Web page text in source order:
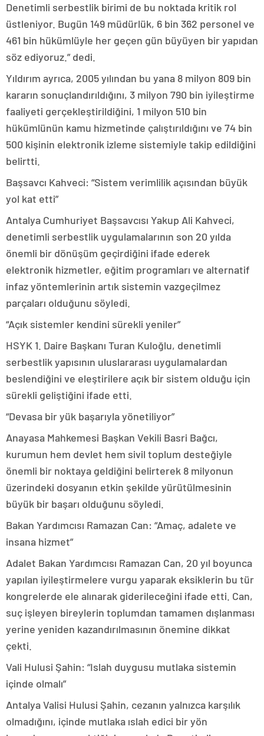
Denetimli serbestlik birimi de bu noktada kritik rol
üstleniyor. Bugün 149 müdürlük, 6 bin 362 personel ve
461 bin hükümlüyle her geçen gün büyüyen bir yapıdan
söz ediyoruz.” dedi.
Yıldırım ayrıca, 2005 yılından bu yana 8 milyon 809 bin
kararın sonuçlandırıldığını, 3 milyon 790 bin iyileştirme
faaliyeti gerçekleştirildiğini, 1 milyon 510 bin
hükümlünün kamu hizmetinde çalıştırıldığını ve 74 bin
500 kişinin elektronik izleme sistemiyle takip edildiğini
belirtti.
Başsavcı Kahveci: “Sistem verimlilik açısından büyük
yol kat etti”
Antalya Cumhuriyet Başsavcısı Yakup Ali Kahveci,
denetimli serbestlik uygulamalarının son 20 yılda
önemli bir dönüşüm geçirdiğini ifade ederek
elektronik hizmetler, eğitim programları ve alternatif
infaz yöntemlerinin artık sistemin vazgeçilmez
parçaları olduğunu söyledi.
“Açık sistemler kendini sürekli yeniler”
HSYK 1. Daire Başkanı Turan Kuloğlu, denetimli
serbestlik yapısının uluslararası uygulamalardan
beslendiğini ve eleştirilere açık bir sistem olduğu için
sürekli geliştiğini ifade etti.
“Devasa bir yük başarıyla yönetiliyor”
Anayasa Mahkemesi Başkan Vekili Basri Bağcı,
kurumun hem devlet hem sivil toplum desteğiyle
önemli bir noktaya geldiğini belirterek 8 milyonun
üzerindeki dosyanın etkin şekilde yürütülmesinin
büyük bir başarı olduğunu söyledi.
Bakan Yardımcısı Ramazan Can: “Amaç, adalete ve
insana hizmet”
Adalet Bakan Yardımcısı Ramazan Can, 20 yıl boyunca
yapılan iyileştirmelere vurgu yaparak eksiklerin bu tür
kongrelerde ele alınarak giderileceğini ifade etti. Can,
suç işleyen bireylerin toplumdan tamamen dışlanması
yerine yeniden kazandırılmasının önemine dikkat
çekti.
Vali Hulusi Şahin: “Islah duygusu mutlaka sistemin
içinde olmalı”
Antalya Valisi Hulusi Şahin, cezanın yalnızca karşılık
olmadığını, içinde mutlaka ıslah edici bir yön